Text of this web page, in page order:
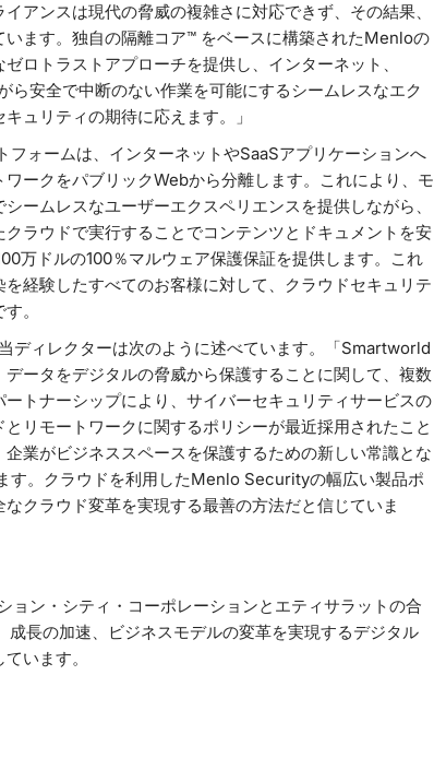
アンスは現代の脅威の複雑さに対応できず、その結果、
ます。独自の隔離コア™ をベースに構築されたMenloの
ロトラストアプローチを提供し、インターネット、
安全で中断のない作業を可能にするシームレスなエク
ュリティの期待に応えます。」
ォームは、インターネットやSaaSアプリケーションへ
ークをパブリックWebから分離します。これにより、モ
ームレスなユーザーエクスペリエンスを提供しながら、
ラウドで実行することでコンテンツとドキュメントを安
万ドルの100％マルウェア保護保証を提供します。これ
経験したすべてのお客様に対して、クラウドセキュリテ
。
ディレクターは次のように述べています。「Smartworld
ータをデジタルの脅威から保護することに関して、複数
トナーシップにより、サイバーセキュリティサービスの
リモートワークに関するポリシーが最近採用されたこと
業がビジネススペースを保護するための新しい常識とな
。クラウドを利用したMenlo Securityの幅広い製品ポ
クラウド変革を実現する最善の方法だと信じていま
ン・シティ・コーポレーションとエティサラットの合
長の加速、ビジネスモデルの変革を実現するデジタル
います。